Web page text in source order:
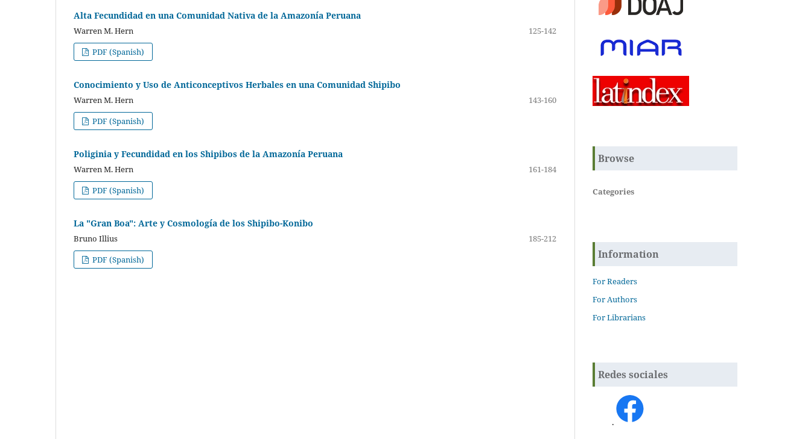
Alta Fecundidad en una Comunidad Nativa de la Amazonía Peruana
Warren M. Hern
125-142
PDF (Spanish)
Conocimiento y Uso de Anticonceptivos Herbales en una Comunidad Shipibo
Warren M. Hern
143-160
PDF (Spanish)
Poliginia y Fecundidad en los Shipibos de la Amazonía Peruana
Warren M. Hern
161-184
PDF (Spanish)
La "Gran Boa": Arte y Cosmología de los Shipibo-Konibo
Bruno Illius
185-212
PDF (Spanish)
Browse
Categories
Information
For Readers
For Authors
For Librarians
Redes sociales
.